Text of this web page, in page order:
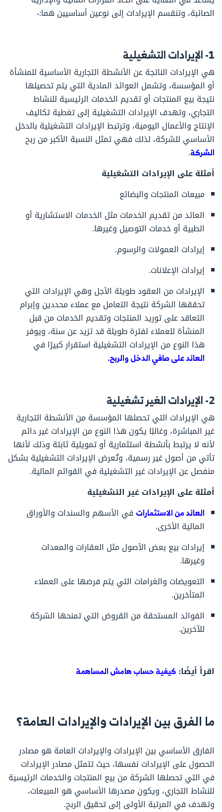
الصائبة، وتنقسم الإيرادات إلى نوعين أساسيين هما:-
1- الإيرادات التشغيلية
هي الإيرادات الناتجة عن الأنشطة التجارية الأساسية للمنشأة
أو المؤسسة، وتشمل العوائد المادية التي يتم تحصيلها
نتيجة بيع المنتجات أو تقديم الخدمات الرئيسية للنشاط
التجاري، وتهدف الإيرادات التشغيلية إلى تغطية تكاليف
الإنتاج والأعمال اليومية، وترتبط الإيرادات التشغيلية بالدخل
الأساسي للشركة، لذلك فهي تمثل النسبة الأكبر من ربح
الشركة.
أمثلة على الإيرادات التشغيلية
مبيعات المنتجات والبضائع
العائد من تقديم الخدمات مثل الخدمات الاستشارية أو
الطبية أو خدمات التوصيل وغيرها.
إيرادات العمولات والرسوم.
إيرادات الإعلانات.
الإيرادات من العقود طويلة الأجل وهي الإيرادات التي
تحققها الشركة نتيجة التعامل مع عملاء محددين وإبرام
التعاقد على توريد المنتجات وتقديم الخدمات من قبل
المنشأة للعملاء لفترة طويلة قد تزيد عن سنة، ويوفر
هذا النوع من الإيرادات التشغيلية استقرار كبيرًا في
العائد على صافي الدخل والربح.
2- الإيرادات الغير تشغيلية
هي الإيرادات التي تحصلها المؤسسة من الأنشطة التجارية
غير المباشرة، وغالبًا يكون هذا النوع من الإيرادات غير دائم
لأنه لا يرتبط بأنشطة استثمارية أو تمويلية ثابتة وذلك لأنها
تأتي من أصول غير رسمية، وتُعرض الإيرادات التشغيلية بشكل
منفصل عن الإيرادات غير التشغيلية في القوائم المالية.
أمثلة على الإيرادات غير التشغيلية
العائد من الاستثمارات في الأسهم والسندات والأوراق
المالية الأخرى.
إيرادات بيع بعض الأصول مثل العقارات والمعدات
وغيرها.
التعويضات والغرامات التي يتم فرضها على العملاء
المتأخرين.
الفوائد المستحقة من القروض التي تمنحها الشركة
للآخرين.
اقرأ أيضًا: كيفية حساب هامش المساهمة
ما الفرق بين الإيرادات والإيرادات العامة؟
الفارق الأساسي بين الإيرادات والإيرادات العامة هو مصادر
الحصول على الإيرادات نفسها، حيث تتمثل مصادر الإيرادات
في التي تحصلها الشركة من بيع المنتجات والخدمات الرئيسية
للنشاط التجاري، ويكون مصدرها الأساسي هو المبيعات،
وتهدف في المرتبة الأولى إلى تحقيق الربح.